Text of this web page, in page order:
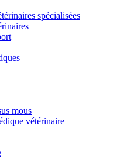
spécialisées
mous
vétérinaire